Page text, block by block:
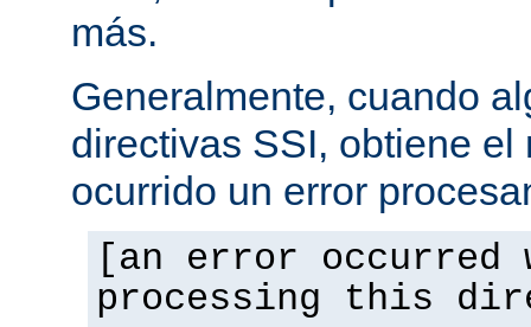
más.
Generalmente, cuando
directivas SSI, obtiene el
ocurrido un error
[an error occurred
processing this